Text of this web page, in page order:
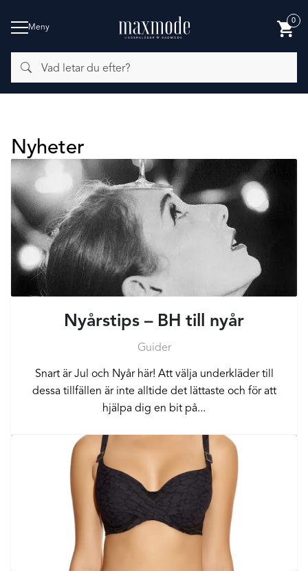
Meny
letar
du
efter?
0
BADMODE
Nyheter
Nyårstips – BH till nyår
Guider
Snart är Jul och Nyår här! Att välja underkläder till
dessa tillfällen är inte alltide det lättaste och för att
hjälpa dig en bit på...